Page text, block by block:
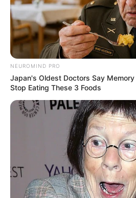
NEUROMIND PRO
Japan's Oldest Doctors Say
Stop Eating These 3 Foods